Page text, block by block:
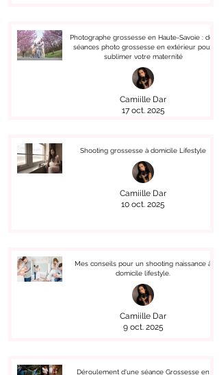
Photographe grossesse en Haute-Savoie : des
séances photo grossesse en extérieur pour
sublimer votre maternité
Camiille Dar
17 oct. 2025
Shooting grossesse à domicile Lifestyle
Camiille Dar
10 oct. 2025
Mes conseils pour un shooting naissance à
domicile lifestyle.
Camiille Dar
9 oct. 2025
Déroulement d'une séance Grossesse en